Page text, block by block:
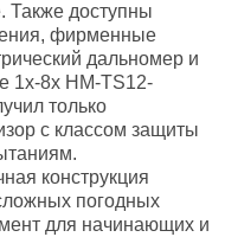
Также доступны
фирменные
дальномер и
1x-8x HM-TS12-
только
с классом защиты
конструкция
погодных
для начинающих и